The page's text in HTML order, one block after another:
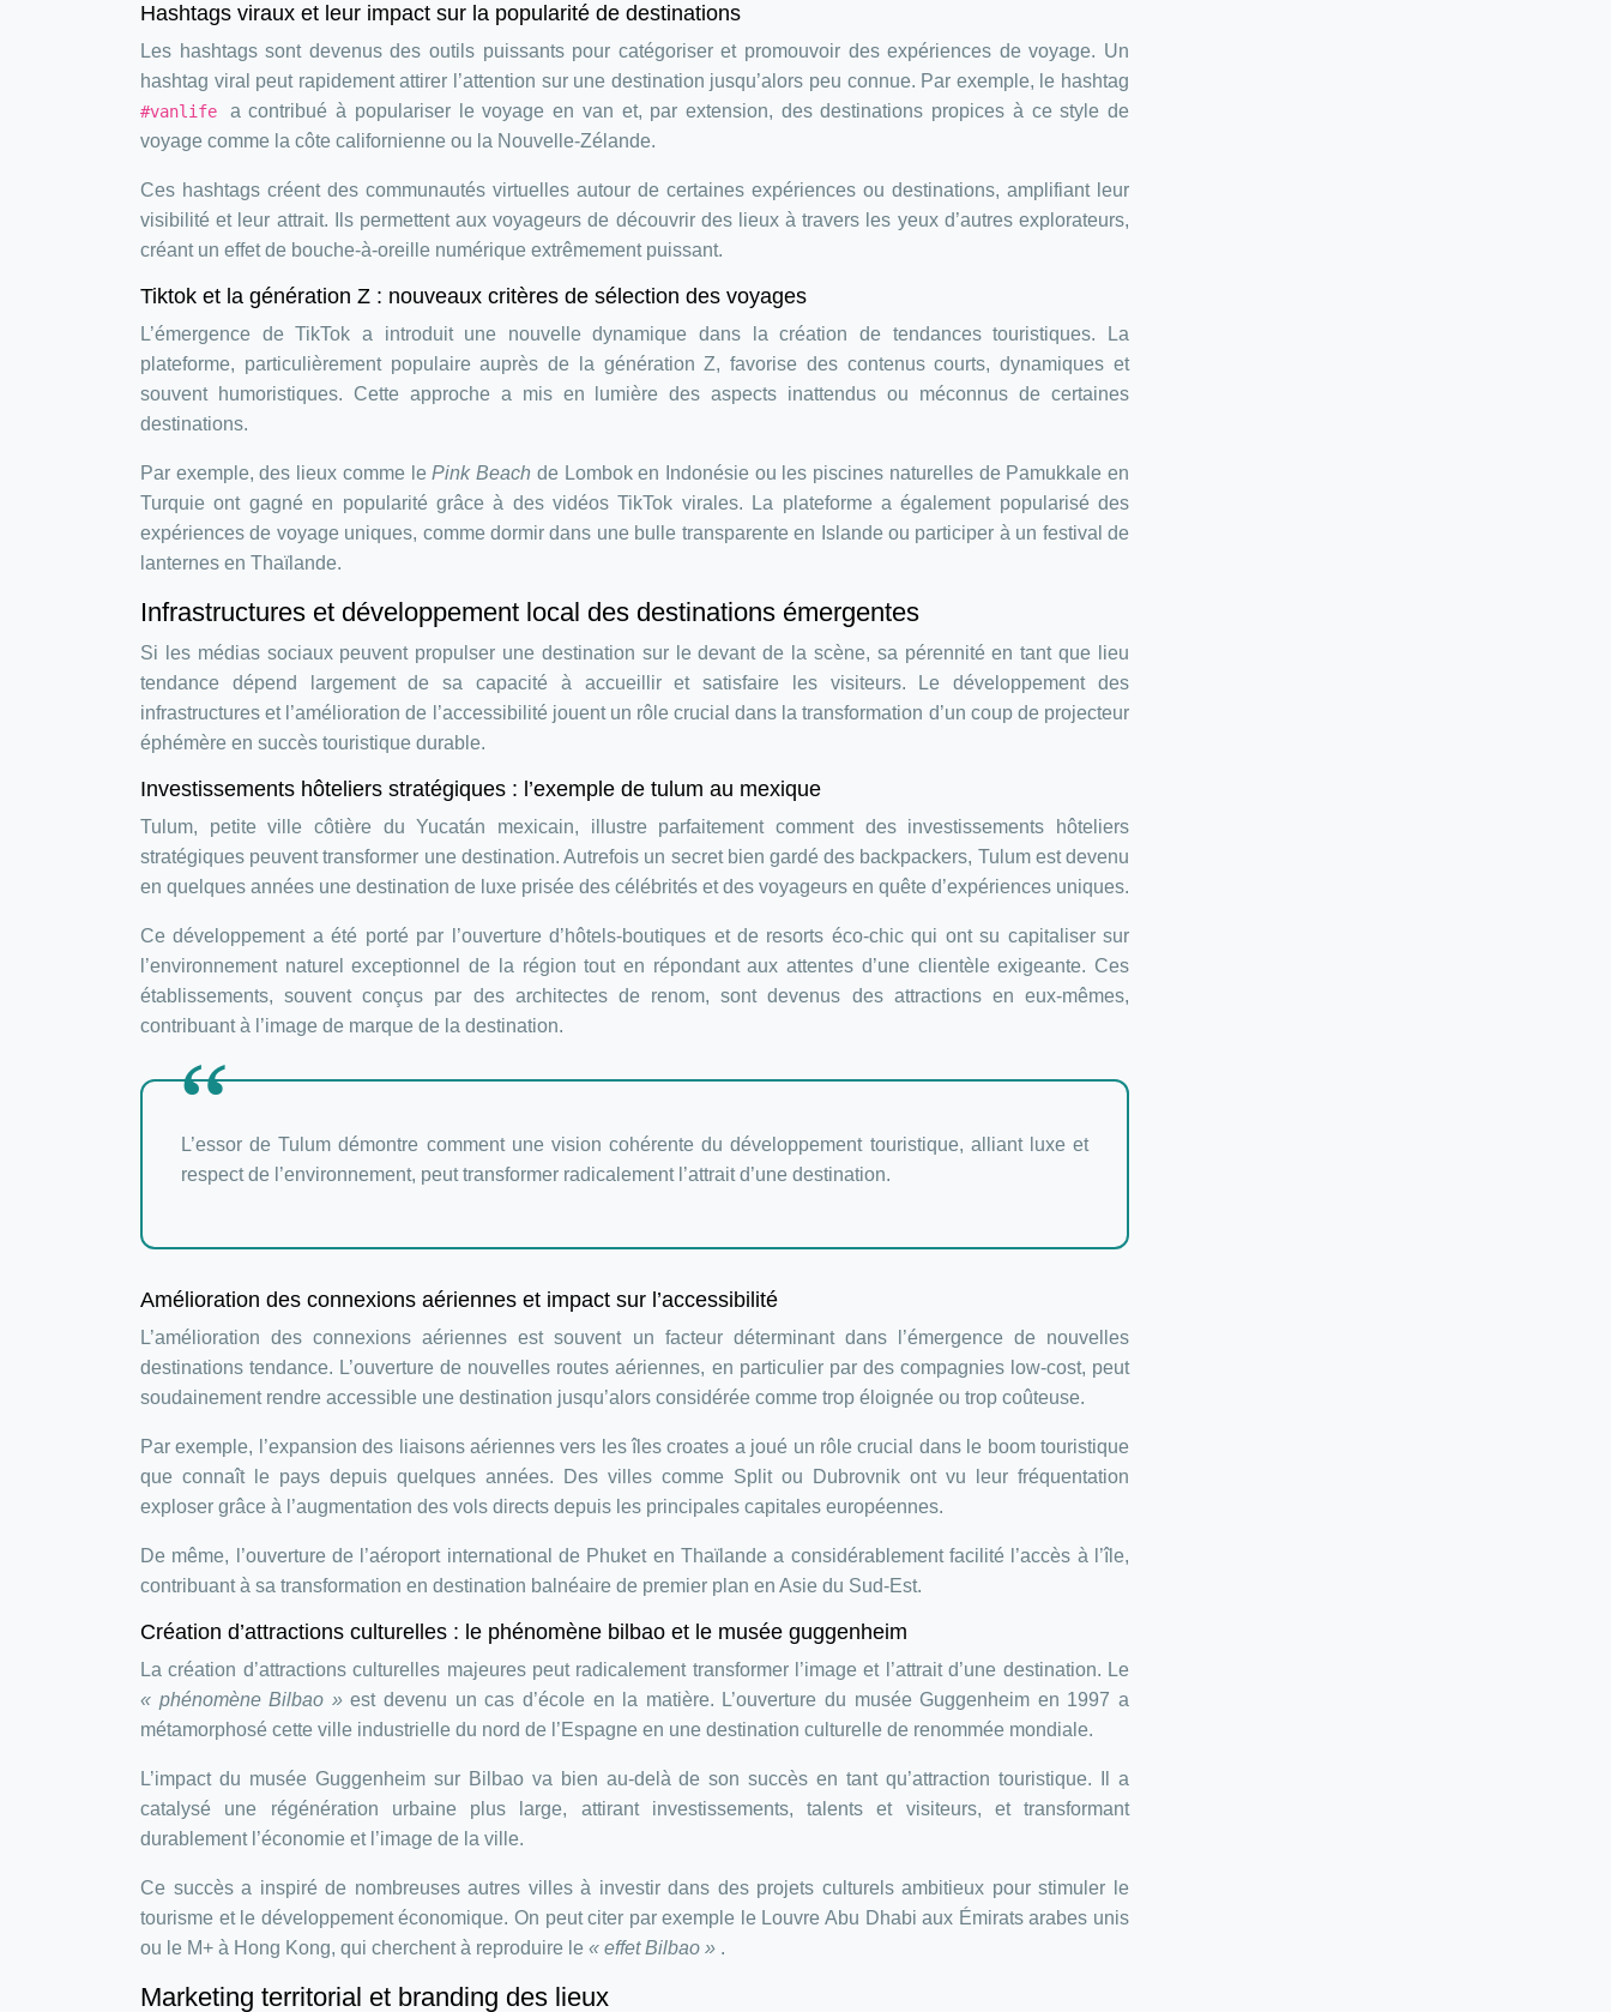
Hashtags viraux et leur impact sur la popularité de destinations
Les hashtags sont devenus des outils puissants pour catégoriser et promouvoir des expériences de voyage. Un
hashtag viral peut rapidement attirer l’attention sur une destination jusqu’alors peu connue. Par exemple, le hashtag
#vanlife a contribué à populariser le voyage en van et, par extension, des destinations propices à ce style de
voyage comme la côte californienne ou la Nouvelle-Zélande.
Ces hashtags créent des communautés virtuelles autour de certaines expériences ou destinations, amplifiant leur
visibilité et leur attrait. Ils permettent aux voyageurs de découvrir des lieux à travers les yeux d’autres explorateurs,
créant un effet de bouche-à-oreille numérique extrêmement puissant.
Tiktok et la génération Z : nouveaux critères de sélection des voyages
L’émergence de TikTok a introduit une nouvelle dynamique dans la création de tendances touristiques. La
plateforme, particulièrement populaire auprès de la génération Z, favorise des contenus courts, dynamiques et
souvent humoristiques. Cette approche a mis en lumière des aspects inattendus ou méconnus de certaines
destinations.
Par exemple, des lieux comme lePink Beach de Lombok en Indonésie ou les piscines naturelles de Pamukkale en
Turquie ont gagné en popularité grâce à des vidéos TikTok virales. La plateforme a également popularisé des
expériences de voyage uniques, comme dormir dans une bulle transparente en Islande ou participer à un festival de
lanternes en Thaïlande.
Infrastructures et développement local des destinations émergentes
Si les médias sociaux peuvent propulser une destination sur le devant de la scène, sa pérennité en tant que lieu
tendance dépend largement de sa capacité à accueillir et satisfaire les visiteurs. Le développement des
infrastructures et l’amélioration de l’accessibilité jouent un rôle crucial dans la transformation d’un coup de projecteur
éphémère en succès touristique durable.
Investissements hôteliers stratégiques : l’exemple de tulum au mexique
Tulum, petite ville côtière du Yucatán mexicain, illustre parfaitement comment des investissements hôteliers
stratégiques peuvent transformer une destination. Autrefois un secret bien gardé des backpackers, Tulum est devenu
en quelques années une destination de luxe prisée des célébrités et des voyageurs en quête d’expériences uniques.
Ce développement a été porté par l’ouverture d’hôtels-boutiques et de resorts éco-chic qui ont su capitaliser sur
l’environnement naturel exceptionnel de la région tout en répondant aux attentes d’une clientèle exigeante. Ces
établissements, souvent conçus par des architectes de renom, sont devenus des attractions en eux-mêmes,
contribuant à l’image de marque de la destination.
L’essor de Tulum démontre comment une vision cohérente du développement touristique, alliant luxe et
respect de l’environnement, peut transformer radicalement l’attrait d’une destination.
Amélioration des connexions aériennes et impact sur l’accessibilité
L’amélioration des connexions aériennes est souvent un facteur déterminant dans l’émergence de nouvelles
destinations tendance. L’ouverture de nouvelles routes aériennes, en particulier par des compagnies low-cost, peut
soudainement rendre accessible une destination jusqu’alors considérée comme trop éloignée ou trop coûteuse.
Par exemple, l’expansion des liaisons aériennes vers les îles croates a joué un rôle crucial dans le boom touristique
que connaît le pays depuis quelques années. Des villes comme Split ou Dubrovnik ont vu leur fréquentation
exploser grâce à l’augmentation des vols directs depuis les principales capitales européennes.
De même, l’ouverture de l’aéroport international de Phuket en Thaïlande a considérablement facilité l’accès à l’île,
contribuant à sa transformation en destination balnéaire de premier plan en Asie du Sud-Est.
Création d’attractions culturelles : le phénomène bilbao et le musée guggenheim
La création d’attractions culturelles majeures peut radicalement transformer l’image et l’attrait d’une destination. Le
« phénomène Bilbao »est devenu un cas d’école en la matière. L’ouverture du musée Guggenheim en 1997 a
métamorphosé cette ville industrielle du nord de l’Espagne en une destination culturelle de renommée mondiale.
L’impact du musée Guggenheim sur Bilbao va bien au-delà de son succès en tant qu’attraction touristique. Il a
catalysé une régénération urbaine plus large, attirant investissements, talents et visiteurs, et transformant
durablement l’économie et l’image de la ville.
Ce succès a inspiré de nombreuses autres villes à investir dans des projets culturels ambitieux pour stimuler le
tourisme et le développement économique. On peut citer par exemple le Louvre Abu Dhabi aux Émirats arabes unis
ou le M+ à Hong Kong, qui cherchent à reproduire le « effet Bilbao » .
Marketing territorial et branding des lieux